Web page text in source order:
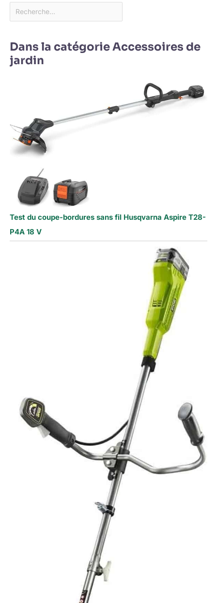
Dans la catégorie Accessoires de
jardin
Test du coupe-bordures sans fil Husqvarna Aspire T28-
P4A 18 V